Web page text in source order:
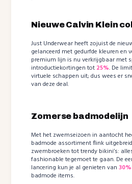
Nieuwe Calvin Klein
Just Underwear heeft zojuist de
gelanceerd met gedurfde kleuren en
premium lijn is nu verkrijgbaar met
introductiekortingen tot 25%. De
virtuele schappen uit; dus wees er
van deze deal.
Zomerse badmodelijn
Met het zwemseizoen in aantocht
badmode assortiment flink
zwembroeken tot trendy bikini’s:
fashionable tegemoet te gaan. De
lancering kun je al genieten van30%
badmode items.